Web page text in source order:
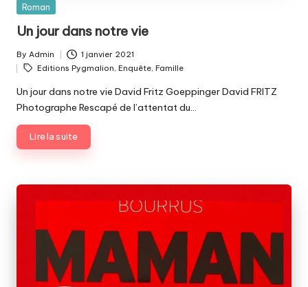
Posted
Roman
Un jour dans notre vie
Posted
by
By Admin 1 janvier 2021
Tags:
Editions Pygmalion, Enquête, Famille
Un jour dans notre vie David Fritz Goeppinger David FRITZ
Photographe Rescapé de l’attentat du…
Lire la suite